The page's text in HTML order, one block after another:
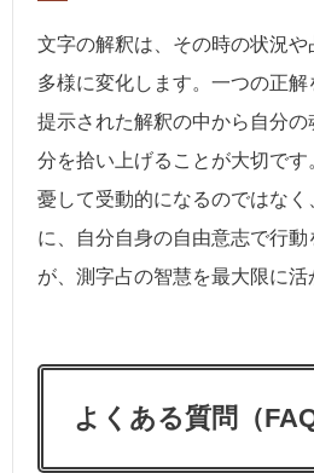
文字の解釈は、その時の状況
多様に変化します。一つの正解
提示された解釈の中から自分
分を拾い上げることが大切で
憂して受動的になるのではな
に、自分自身の自由意志で行
が、測字占の智慧を最大限に活
よくある質問（FAQ